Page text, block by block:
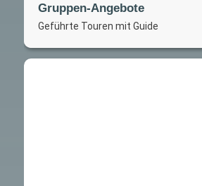
Gruppen-Angebote
Geführte Touren mit Guide